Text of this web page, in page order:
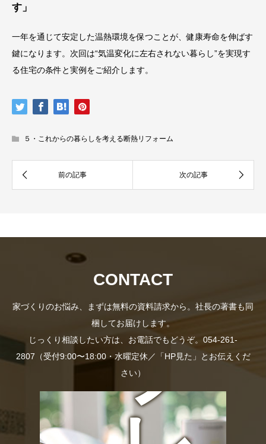
す」
一年を通じて安定した温熱環境を保つことが、健康寿命を伸ばす
鍵になります。次回は“気温変化に左右されない暮らし”を実現す
る住宅の条件と実例をご紹介します。
５・これからの暮らしを考える断熱リフォーム
CONTACT
家づくりのお悩み、まずは無料の資料請求から。社長の著書も同
梱してお届けします。
じっくり相談したい方は、お電話でもどうぞ。054-261-
2807（受付9:00〜18:00・水曜定休／「HP見た」とお伝えくだ
さい）
資
料
プ
社
長
の